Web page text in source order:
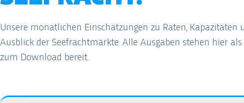
Unsere monatlichen Einschätzungen zu Raten, Kapazitäten
Ausblick der Seefrachtmärkte. Alle Ausgaben stehen hier als
zum Download bereit.